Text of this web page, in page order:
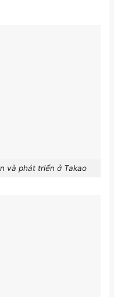
và phát triển ở Takao